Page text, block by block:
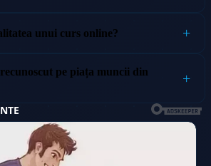
unui curs online?
pe piața muncii din